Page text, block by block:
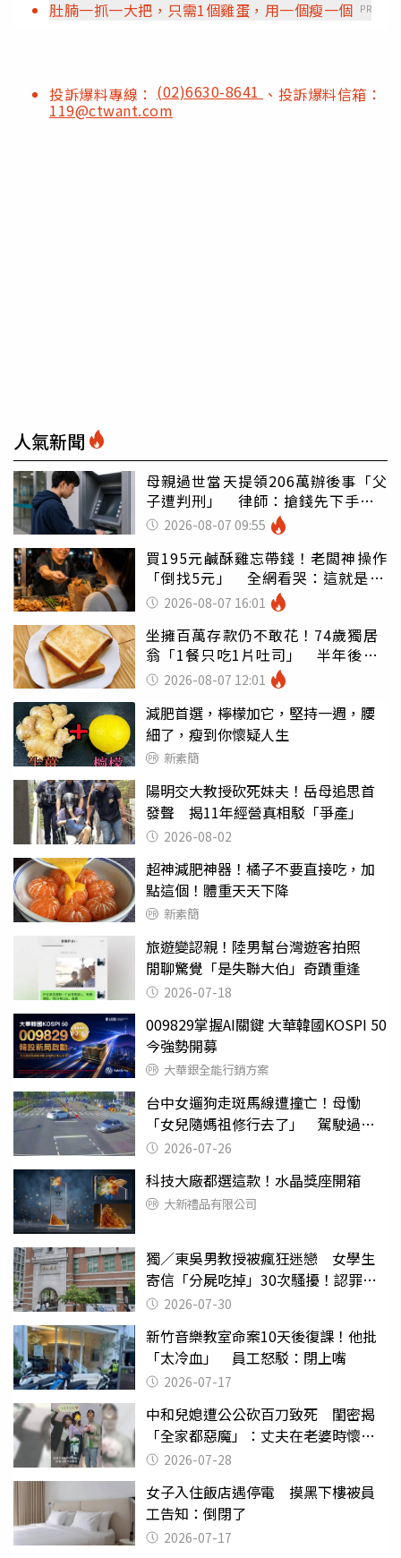
肚腩一抓一大把，只需1個雞蛋，用一個瘦一個 PR
投訴爆料專線： (02)6630-8641 、投訴爆料信箱：
119@ctwant.com
人氣新聞
母親過世當天提領206萬辦後事「父
子遭判刑」 律師：搶錢先下手是
罪 2026-08-07 09:55
買195元鹹酥雞忘帶錢！老闆神操作
「倒找5元」 全網看哭：這就是台
灣 2026-08-07 16:01
坐擁百萬存款仍不敢花！74歲獨居
翁「1餐只吃1片吐司」 半年後暴
瘦嚇壞女兒
2026-08-07 12:01
減肥首選，檸檬加它，堅持一週，腰
細了，瘦到你懷疑人生
新素簡
陽明交大教授砍死妹夫！岳母追思首
發聲 揭11年經營真相駁「爭產」
2026-08-02
超神減肥神器！橘子不要直接吃，加
點這個！體重天天下降
新素簡
旅遊變認親！陸男幫台灣遊客拍照
閒聊驚覺「是失聯大伯」奇蹟重逢
2026-07-18
009829掌握AI關鍵 大華韓國KOSPI 50
今強勢開募
大華銀全能行銷方案
台中女遛狗走斑馬線遭撞亡！母慟
「女兒隨媽祖修行去了」 駕駛過失
致死判9月
2026-07-26
科技大廠都選這款！水晶獎座開箱
大新禮品有限公司
獨／東吳男教授被瘋狂迷戀 女學生
寄信「分屍吃掉」30次騷擾！認罪免
關 2026-07-30
新竹音樂教室命案10天後復課！他批
「太冷血」 員工怒駁：閉上嘴
2026-07-17
中和兒媳遭公公砍百刀致死 閨密揭
「全家都惡魔」：丈夫在老婆時懷孕
摔東西
2026-07-28
女子入住飯店遇停電 摸黑下樓被員
工告知：倒閉了
2026-07-17